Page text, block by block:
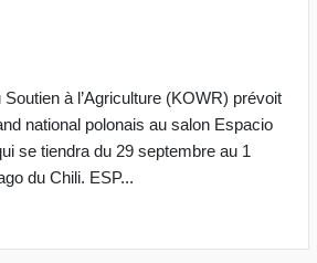
à l’Agriculture (KOWR) prévoit
national polonais au salon Espacio
se tiendra du 29 septembre au 1
du Chili. ESP...